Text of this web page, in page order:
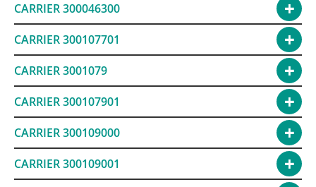
CARRIER 300046300
CARRIER 300107701
CARRIER 3001079
CARRIER 300107901
CARRIER 300109000
CARRIER 300109001